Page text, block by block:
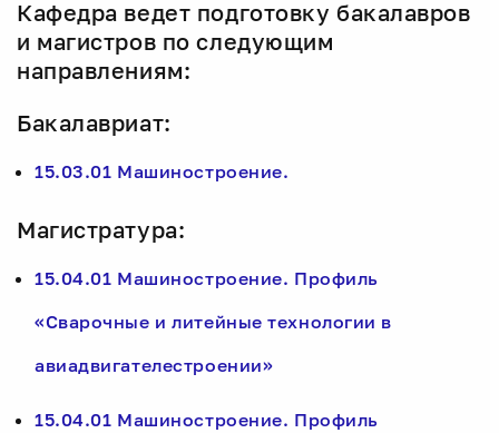
Кафедра ведет подготовку бакалавров
и магистров по следующим
направлениям:
Бакалавриат:
15.03.01 Машиностроение.
Магистратура:
15.04.01 Машиностроение. Профиль
«Сварочные и литейные технологии в
авиадвигателестроении»
15.04.01 Машиностроение. Профиль